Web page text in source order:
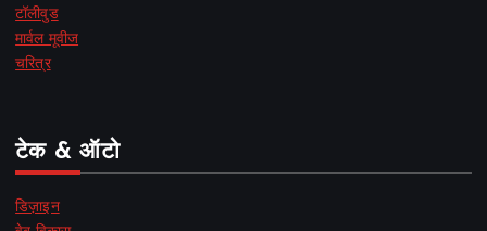
टॉलीवुड
मार्वल मूवीज
चरित्र
टेक & ऑटो
डिज़ाइन